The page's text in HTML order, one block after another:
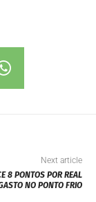
Next article
8 PONTOS POR REAL
NO PONTO FRIO